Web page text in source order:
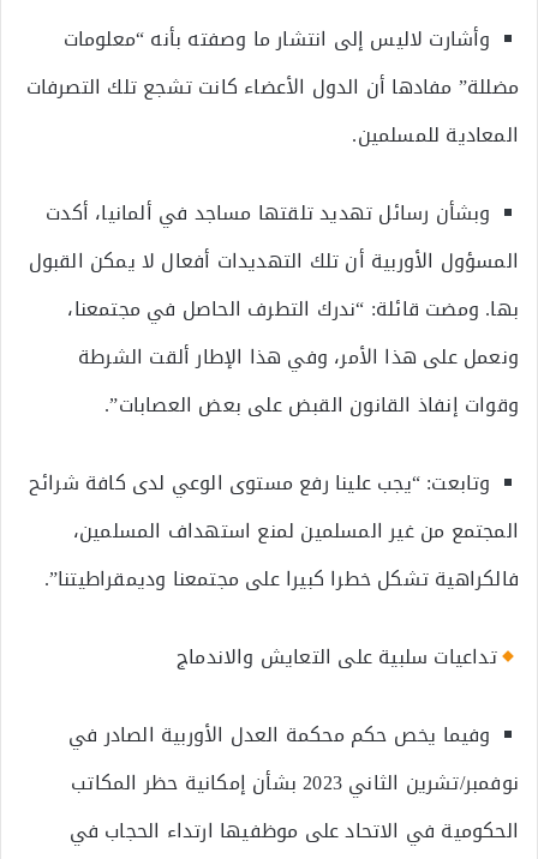
وأشارت لاليس إلى انتشار ما وصفته بأنه “معلومات
مضللة” مفادها أن الدول الأعضاء كانت تشجع تلك التصرفات
المعادية للمسلمين.
وبشأن رسائل تهديد تلقتها مساجد في ألمانيا، أكدت
المسؤول الأوربية أن تلك التهديدات أفعال لا يمكن القبول
بها. ومضت قائلة: “ندرك التطرف الحاصل في مجتمعنا،
ونعمل على هذا الأمر، وفي هذا الإطار ألقت الشرطة
وقوات إنفاذ القانون القبض على بعض العصابات”.
وتابعت: “يجب علينا رفع مستوى الوعي لدى كافة شرائح
المجتمع من غير المسلمين لمنع استهداف المسلمين،
فالكراهية تشكل خطرا كبيرا على مجتمعنا وديمقراطيتنا”.
تداعيات سلبية على التعايش والاندماج
وفيما يخص حكم محكمة العدل الأوربية الصادر في
نوفمبر/تشرين الثاني 2023 بشأن إمكانية حظر المكاتب
الحكومية في الاتحاد على موظفيها ارتداء الحجاب في